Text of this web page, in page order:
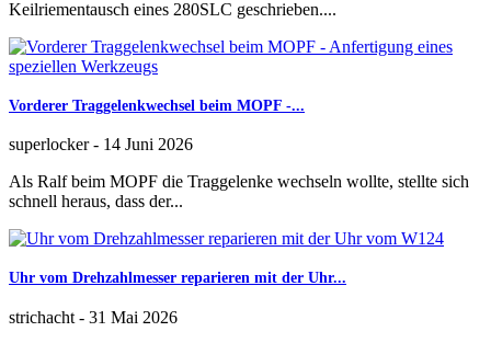
Keilriementausch eines 280SLC geschrieben....
Vorderer Traggelenkwechsel beim MOPF -...
superlocker- 14 Juni 2026
Als Ralf beim MOPF die Traggelenke wechseln wollte, stellte sich
schnell heraus, dass der...
Uhr vom Drehzahlmesser reparieren mit der Uhr...
strichacht - 31 Mai 2026